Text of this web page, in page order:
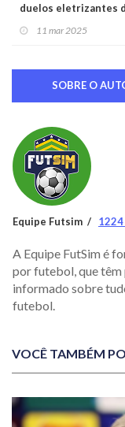
duelos eletrizantes
feira (11/03)
11 mar 2025
SOBRE O
Equipe Futsim
A Equipe FutSim é
por futebol, que
informado sobre
futebol.
VOCÊ TAMBÉM